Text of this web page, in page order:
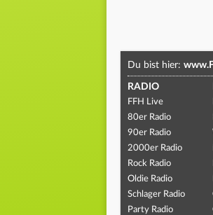
Du bist hier:
RADIO
FFH Live
80er Radio
90er Radio
2000er Radio
Rock Radio
Oldie Radio
Schlager Radio
Party Radio